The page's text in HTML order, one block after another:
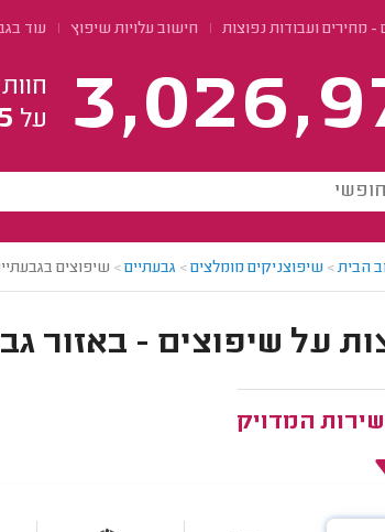
- מחירים ועבודות נפוצות חישוב עלויות שיפוץ עוד
על
הבית> שיפוצניקים מומלצים> גבעתיים> שיפוצים
על שיפוצים - באזור
המדויק